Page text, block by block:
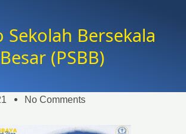
Sekolah Bersekala
Besar (PSBB)
No Comments